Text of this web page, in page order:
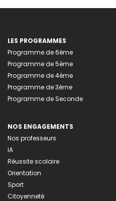
LES PROGRAMMES
Programme de 6ème
Programme de 5ème
Programme de 4ème
Programme de 3ème
Programme de Seconde
NOS ENGAGEMENTS
Nos professeurs
IA
Réussite scolaire
Orientation
Sport
Citoyenneté